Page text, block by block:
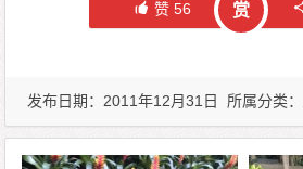
赞56 赏
发布日期：2011年12月31日 所属分类：